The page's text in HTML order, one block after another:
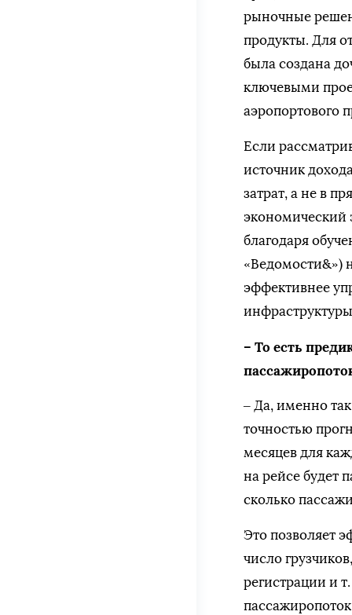
рыночные
продукты. Для
была создана
ключевыми
аэропортового
Если
источник
затрат, а не в
экономический
благодаря
«Ведомости&»)
эффективнее
– То есть
– Да, именно
точностью
месяцев для
на рейсе будет
сколько
Это позволяет
число
регистрации и